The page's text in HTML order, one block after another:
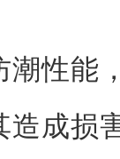
潮性能
造成损